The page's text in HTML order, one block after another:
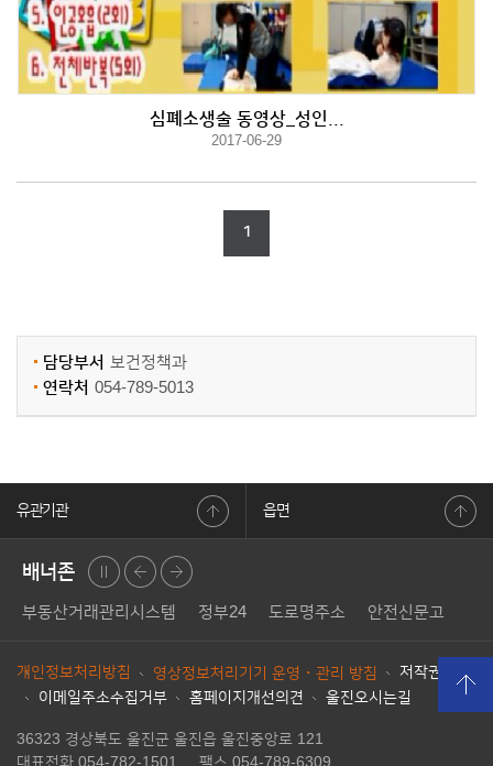
심폐소생술 동영상_성인...
2017-06-29
1
담당부서 보건정책과
연락처 054-789-5013
유관기관 읍면
배너존
부동산거래관리시스템 정부24 도로명주소 안전신문고
개인정보처리방침 영상정보처리기기 운영・관리 방침
저작권정책
이메일주소수집거부
홈페이지개선의견 울진오시는길
36323 경상북도 울진군 울진읍 울진중앙로 121